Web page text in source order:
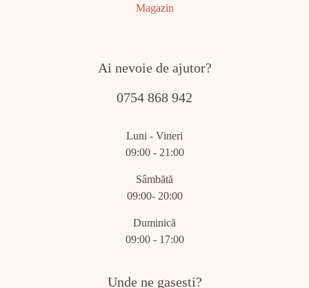
Magazin
Ai nevoie de ajutor?
0754 868 942
Luni - Vineri
09:00 - 21:00
Sâmbătă
09:00- 20:00
Duminică
09:00 - 17:00
Unde ne gasesti?